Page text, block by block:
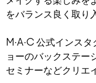
をバランス良く取り
M·A·C 公式インス
ョーのバックステー
セミナーなどクリエ